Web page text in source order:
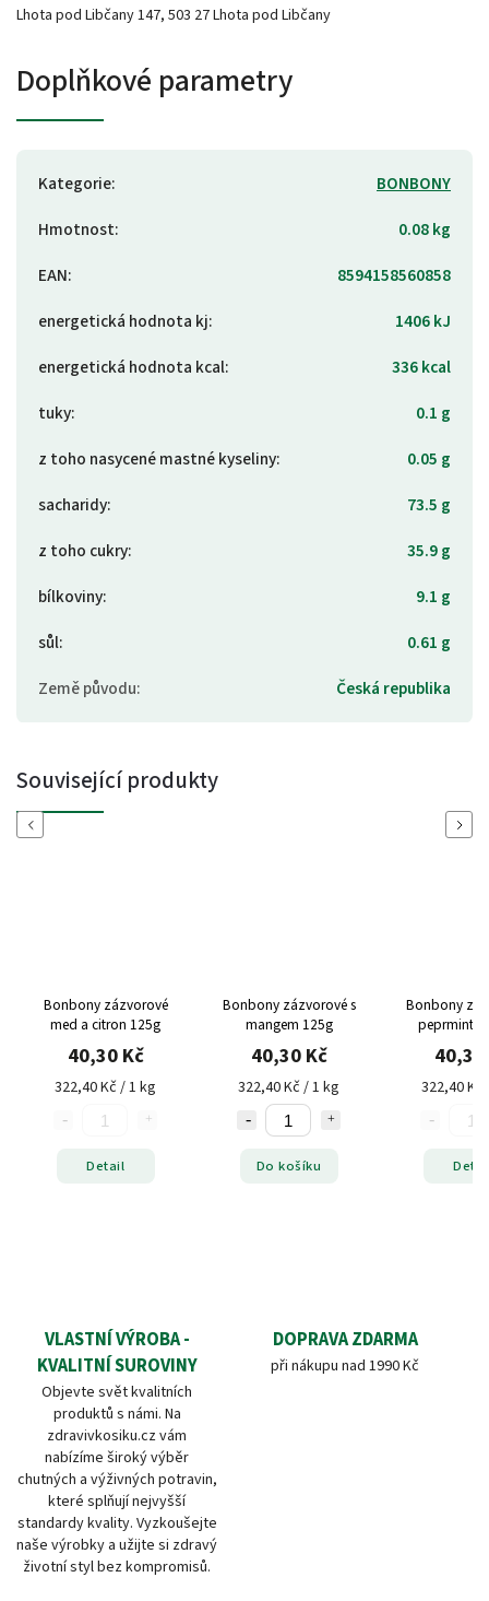
Lhota pod Libčany 147, 503 27 Lhota pod Libčany
Doplňkové parametry
Kategorie:
BONBONY
Hmotnost:
0.08 kg
EAN:
8594158560858
energetická hodnota kj:
1406 kJ
energetická hodnota kcal:
336 kcal
tuky:
0.1 g
z toho nasycené mastné kyseliny:
0.05 g
sacharidy:
73.5 g
z toho cukry:
35.9 g
bílkoviny:
9.1 g
sůl:
0.61 g
Země původu: Česká republika
Související produkty
Previous
Bonbony zázvorové
med a citron 125g
40,30 Kč
322,40 Kč / 1 kg
Detail
Bonbony zázvorové s
mangem 125g
40,30 Kč
322,40 Kč / 1 kg
Do košíku
Bonbony
40,30
322,40 Kč
Next
VLASTNÍ VÝROBA -
KVALITNÍ SUROVINY
Objevte svět kvalitních
produktů s námi. Na
zdravivkosiku.cz vám
nabízíme široký výběr
chutných a výživných potravin,
které splňují nejvyšší
standardy kvality. Vyzkoušejte
naše výrobky a užijte si zdravý
životní styl bez kompromisů.
DOPRAVA ZDARMA
při nákupu nad 1990 Kč